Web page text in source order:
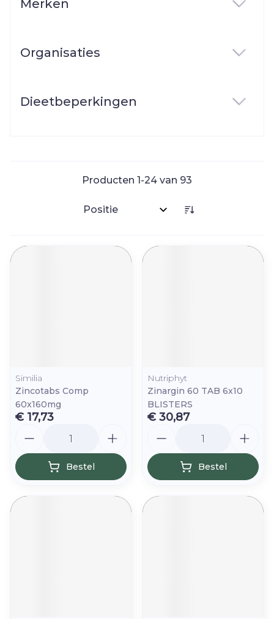
Merken
Organisaties
Dieetbeperkingen
Producten 1-24 van 93
Sorteer op:
Similia
Zincotabs Comp
60x160mg
€ 17,73
Bestel
Nutriphyt
Zinargin 60 TAB 6x10
BLISTERS
€ 30,87
Bestel